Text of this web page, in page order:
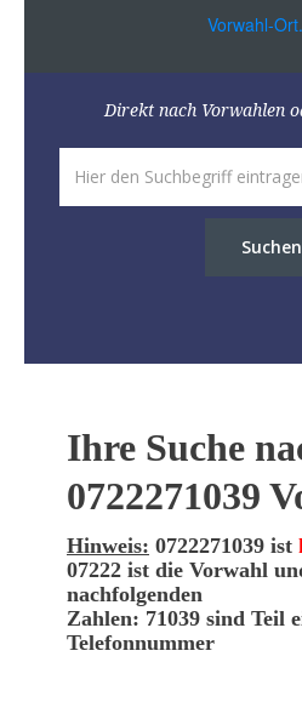
Vorwahl-
Direkt nach Vorwahlen
Suchen
Ihre Suche
0722271039
Hinweis: 0722271039 ist
07222 ist die Vorwahl
nachfolgenden
Zahlen: 71039 sind Teil
Telefonnummer